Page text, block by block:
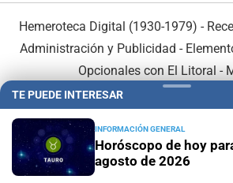
Hemeroteca Digital (1930-1979) -
Administración y Publicidad -
Opcionales con El Litoral -
TE PUEDE INTERESAR
INFORMACIÓN GENERAL
Horóscopo de hoy
agosto de 2026